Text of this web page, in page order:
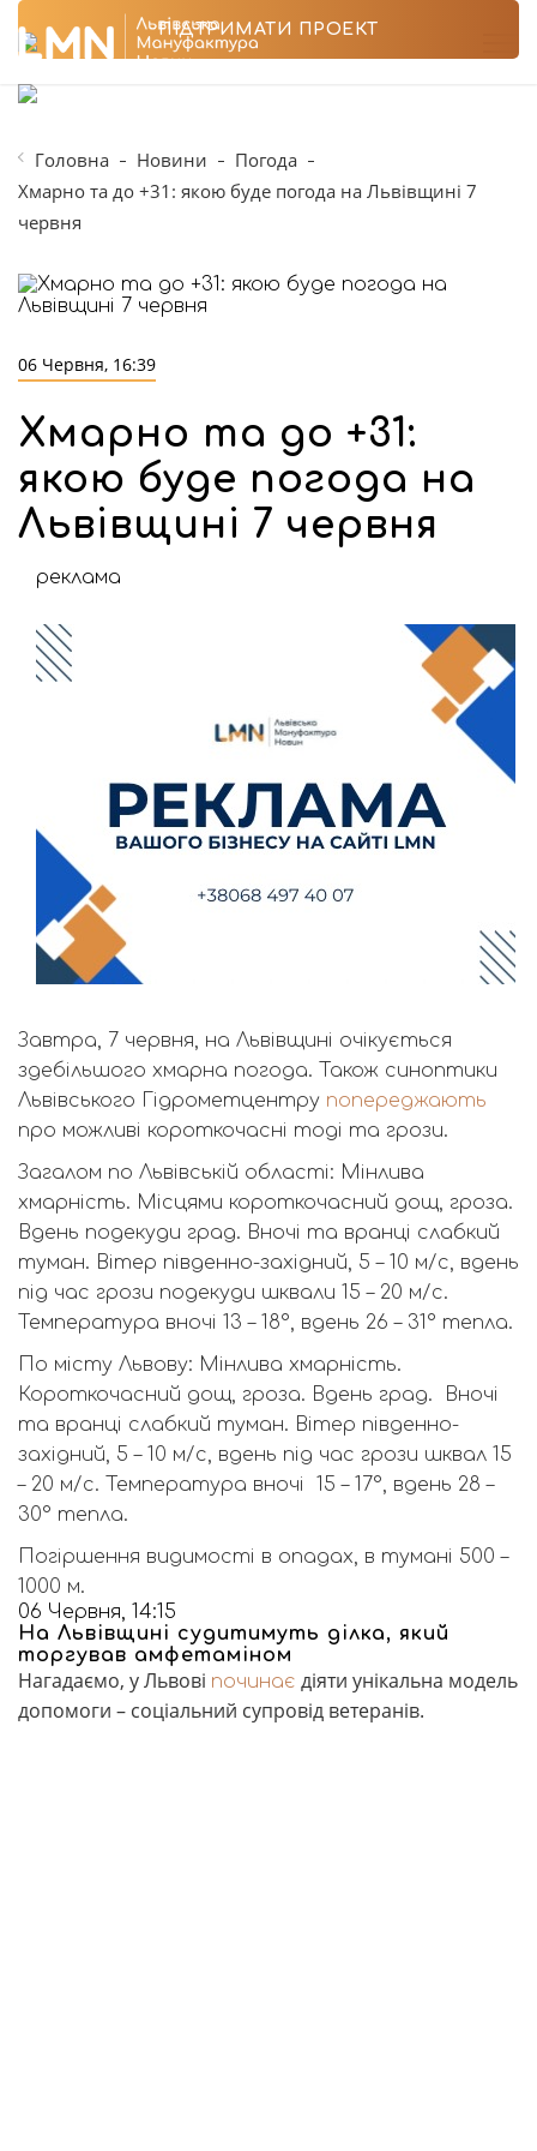
ПІДТРИМАТИ ПРОЕКТ
Головна Новини
Погода
Хмарно та до +31: якою буде погода на Львівщині 7
червня
06 Червня, 16:39
Хмарно та до +31:
якою буде погода на
Львівщині 7 червня
реклама
Завтра, 7 червня, на Львівщині очікується
здебільшого хмарна погода. Також синоптики
Львівського Гідрометцентру попереджають
про можливі короткочасні тоді та грози.
Загалом по Львівській області: Мінлива
хмарність. Місцями короткочасний дощ, гроза.
Вдень подекуди град. Вночі та вранці слабкий
туман. Вітер південно-західний, 5 – 10 м/с, вдень
під час грози подекуди шквали 15 – 20 м/с.
Температура вночі 13 – 18°, вдень 26 – 31° тепла.
По місту Львову: Мінлива хмарність.
Короткочасний дощ, гроза. Вдень град.
Вночі
та вранці слабкий туман. Вітер південно-
західний, 5 – 10 м/с, вдень під час грози шквал 15
– 20 м/с. Температура вночі
15 – 17°, вдень 28 –
30° тепла.
Погіршення видимості в опадах, в тумані 500 –
1000 м.
06 Червня, 14:15
На Львівщині судитимуть ділка, який
торгував амфетаміном
Нагадаємо, у Львові починає діяти унікальна модель
допомоги – соціальний супровід ветеранів.